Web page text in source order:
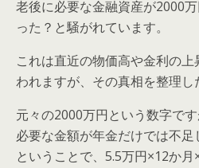
老後に必要な金融資産が2000
った？と騒がれています。
これは直近の物価高や金利の
われますが、その真相を整理し
元々の2000万円という数字で
必要な金額が年金だけでは不
ということで、5.5万円×12か